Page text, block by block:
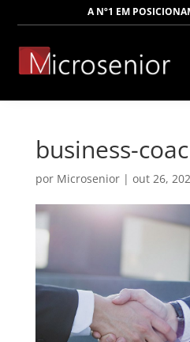
A Nº1 EM
business-
por Microsenior| out 26,